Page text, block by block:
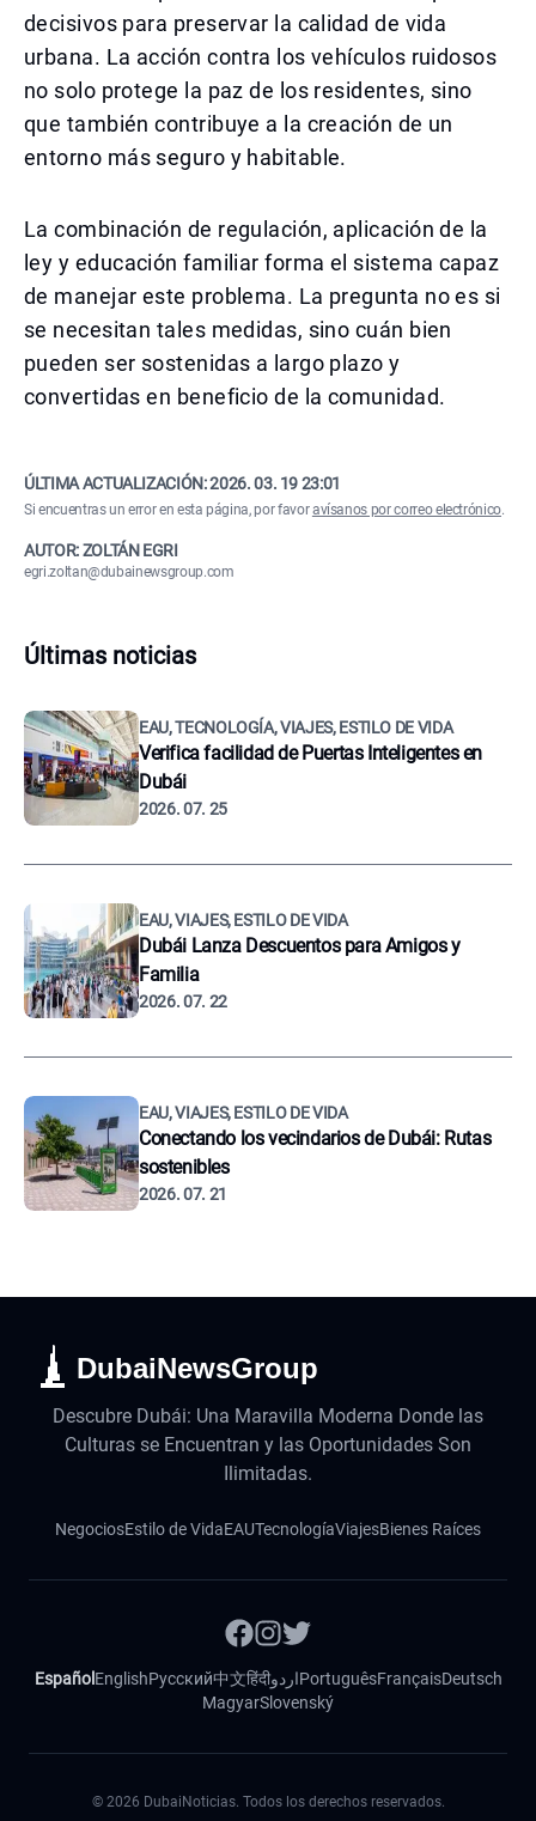
decisivos para preservar la calidad de vida
urbana. La acción contra los vehículos ruidosos
no solo protege la paz de los residentes, sino
que también contribuye a la creación de un
entorno más seguro y habitable.
La combinación de regulación, aplicación de la
ley y educación familiar forma el sistema capaz
de manejar este problema. La pregunta no es si
se necesitan tales medidas, sino cuán bien
pueden ser sostenidas a largo plazo y
convertidas en beneficio de la comunidad.
ÚLTIMA ACTUALIZACIÓN:2026. 03. 19 23:01
Si encuentras un error en esta página, por favoravísanos por correo electrónico.
AUTOR: ZOLTÁN EGRI
egri.zoltan@dubainewsgroup.com
Últimas noticias
EAU, TECNOLOGÍA, VIAJES, ESTILO DE VIDA
Verifica facilidad de Puertas Inteligentes en
Dubái
2026. 07. 25
EAU, VIAJES, ESTILO DE VIDA
Dubái Lanza Descuentos para Amigos y
Familia
2026. 07. 22
EAU, VIAJES, ESTILO DE VIDA
Conectando los vecindarios de Dubái: Rutas
sostenibles
2026. 07. 21
DubaiNewsGroup
Descubre Dubái: Una Maravilla Moderna Donde las
Culturas se Encuentran y las Oportunidades Son
Ilimitadas.
NegociosEstilo de VidaEAUTecnologíaViajesBienes Raíces
Español EnglishРусский中文हिंदीاردوPortuguêsFrançaisDeutsch
MagyarSlovenský
© 2026 DubaiNoticias. Todos los derechos reservados.